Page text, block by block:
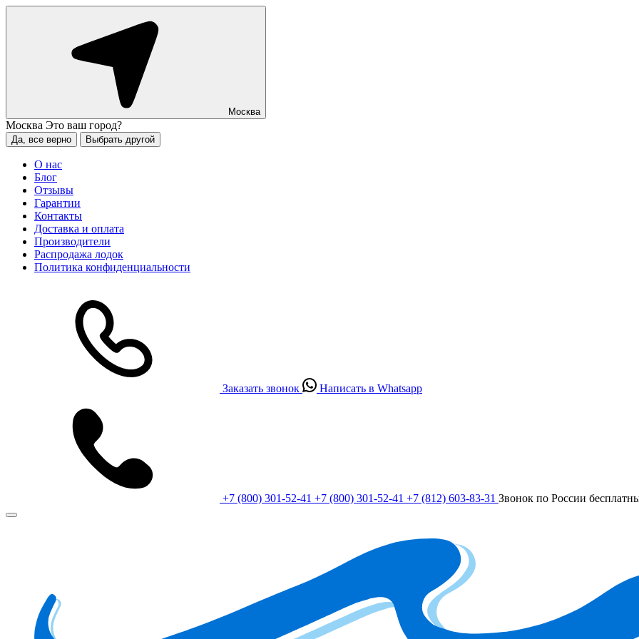
Москва
Москва Это ваш город?
Да, все верно Выбрать другой
О нас
Блог
Отзывы
Гарантии
Контакты
Доставка и оплата
Производители
Распродажа лодок
Политика конфиденциальности
Заказать звонок Написать в Whatsapp
+7 (800) 301-52-41 +7 (800) 301-52-41 +7 (812) 603-83-31 Звонок по России